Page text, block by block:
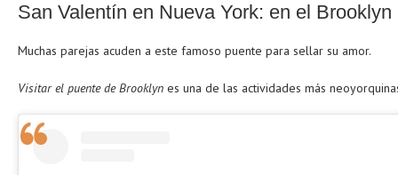
San Valentín en Nueva York: en el Brooklyn
Muchas parejas acuden a este famoso puente para sellar su amor.
Visitar el puente de Brooklyn es una de las actividades más